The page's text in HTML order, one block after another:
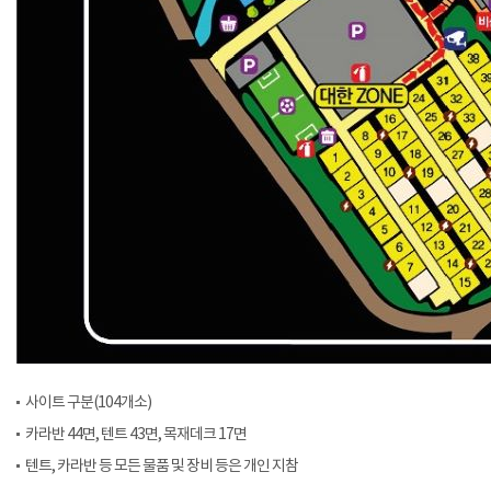
사이트 구분(104개소)
카라반 44면, 텐트 43면, 목재데크 17면
텐트, 카라반 등 모든 물품 및 장비 등은 개인 지참